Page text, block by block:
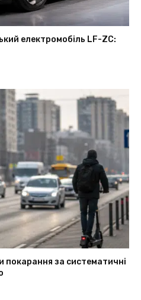
електромобіль LF-ZC:
покарання за систематичні